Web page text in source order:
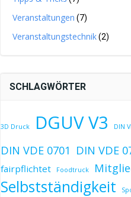
Veranstaltungen (7)
Veranstaltungstechnik(2)
SCHLAGWÖRTER
3D Druck DGUV V3 DIN
DIN VDE 0701 DIN VDE
fairpflichtet Foodtruck
Selbstständigkeit